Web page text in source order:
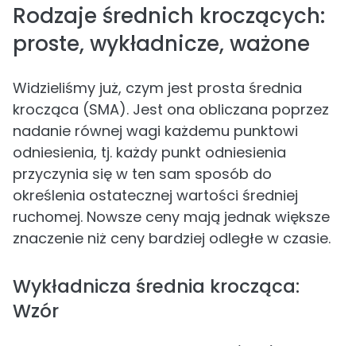
Rodzaje średnich kroczących:
proste, wykładnicze, ważone
Widzieliśmy już, czym jest prosta średnia
krocząca (SMA). Jest ona obliczana poprzez
nadanie równej wagi każdemu punktowi
odniesienia, tj. każdy punkt odniesienia
przyczynia się w ten sam sposób do
określenia ostatecznej wartości średniej
ruchomej. Nowsze ceny mają jednak większe
znaczenie niż ceny bardziej odległe w czasie.
Wykładnicza średnia krocząca:
Wzór